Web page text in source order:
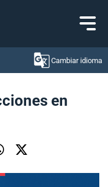
Cambiar idioma
en